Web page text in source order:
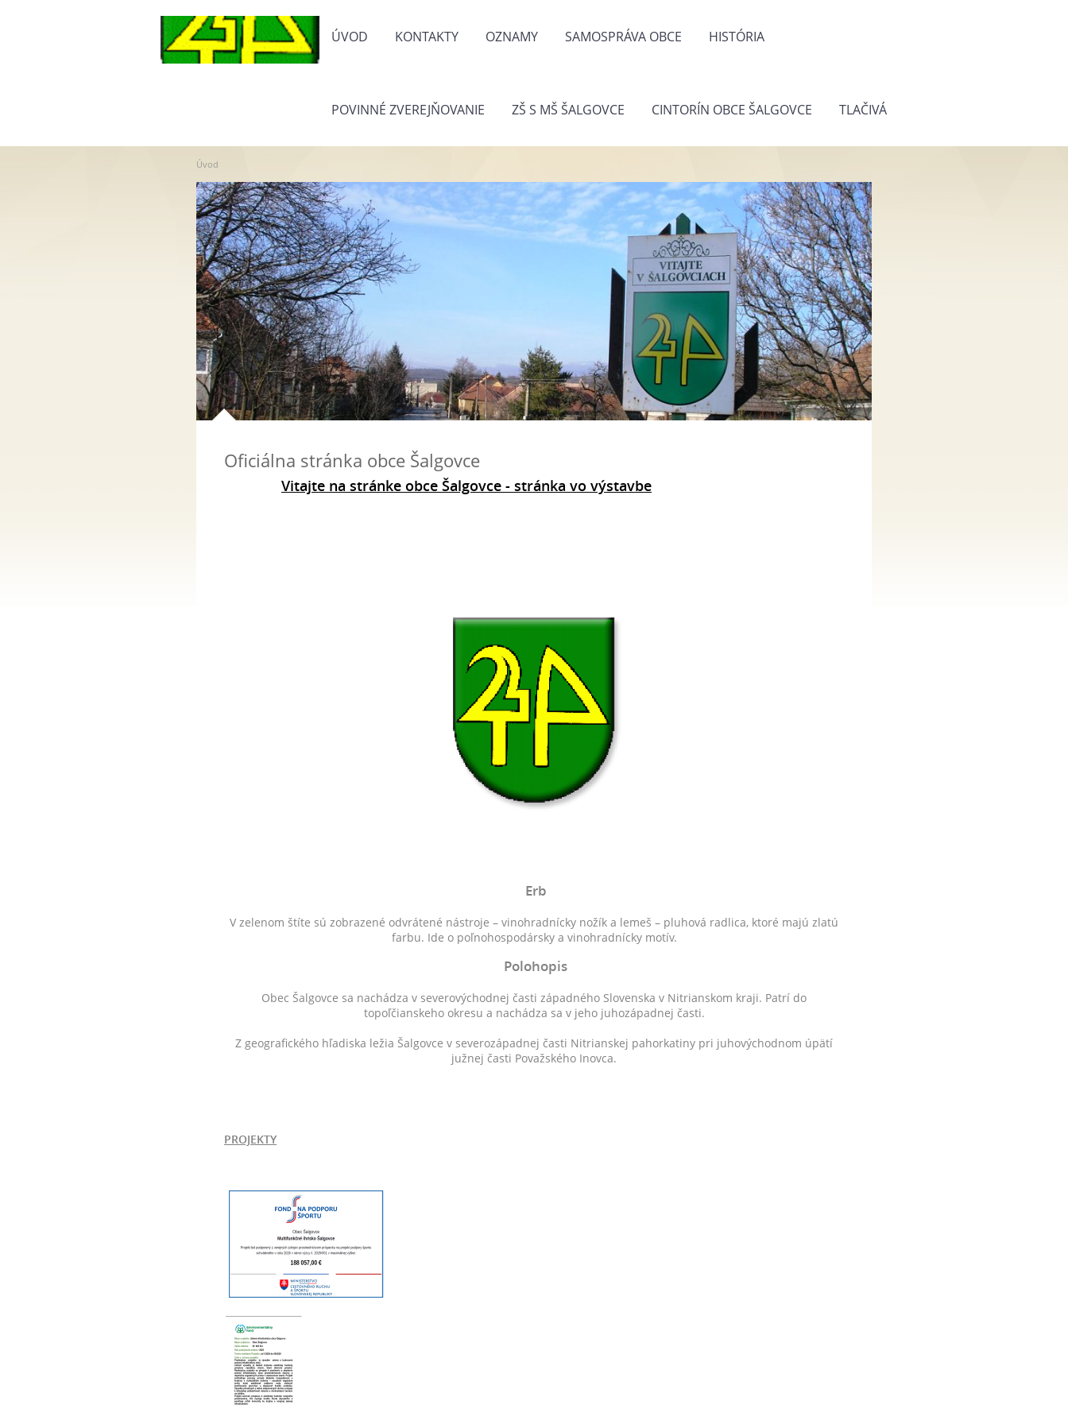
ÚVOD KONTAKTY OZNAMY SAMOSPRÁVA OBCE HISTÓRIA
POVINNÉ ZVEREJŇOVANIE ZŠ S MŠ ŠALGOVCE CINTORÍN OBCE ŠALGOVCE TLAČIVÁ
Úvod
Oficiálna stránka obce Šalgovce
Vitajte na stránke obce Šalgovce - stránka vo výstavbe
Erb
V zelenom štíte sú zobrazené odvrátené nástroje – vinohradnícky nožík a lemeš – pluhová radlica, ktoré majú zlatú
farbu. Ide o poľnohospodársky a vinohradnícky motív.
Polohopis
Obec Šalgovce sa nachádza v severovýchodnej časti západného Slovenska v Nitrianskom kraji. Patrí do
topoľčianskeho okresu a nachádza sa v jeho juhozápadnej časti.
Z geografického hľadiska ležia Šalgovce v severozápadnej časti Nitrianskej pahorkatiny pri juhovýchodnom úpätí
južnej časti Považského Inovca.
PROJEKTY